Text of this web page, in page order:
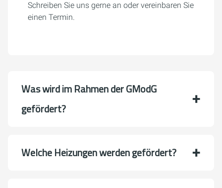
Schreiben Sie uns gerne an oder vereinbaren Sie
einen Termin.
Was wird im Rahmen der GModG
gefördert?
Welche Heizungen werden gefördert?